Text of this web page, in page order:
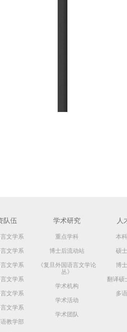
队伍
文学系
文学系
文学系
文学系
文学系
文学系
教学部
学术研究
重点学科
博士后流动站
《复旦外国语言文学论
丛》
学术机构
学术活动
学术团队
人
本
硕
博
翻译硕
多